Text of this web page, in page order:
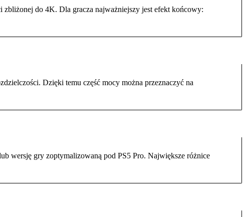
zbliżonej do 4K. Dla gracza najważniejszy jest efekt końcowy:
Dzięki temu część mocy można przeznaczyć na
wersję gry zoptymalizowaną pod PS5 Pro. Największe różnice